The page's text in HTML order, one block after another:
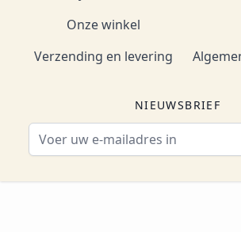
Onze winkel
Verzending en levering
NIEUWSBRIEF